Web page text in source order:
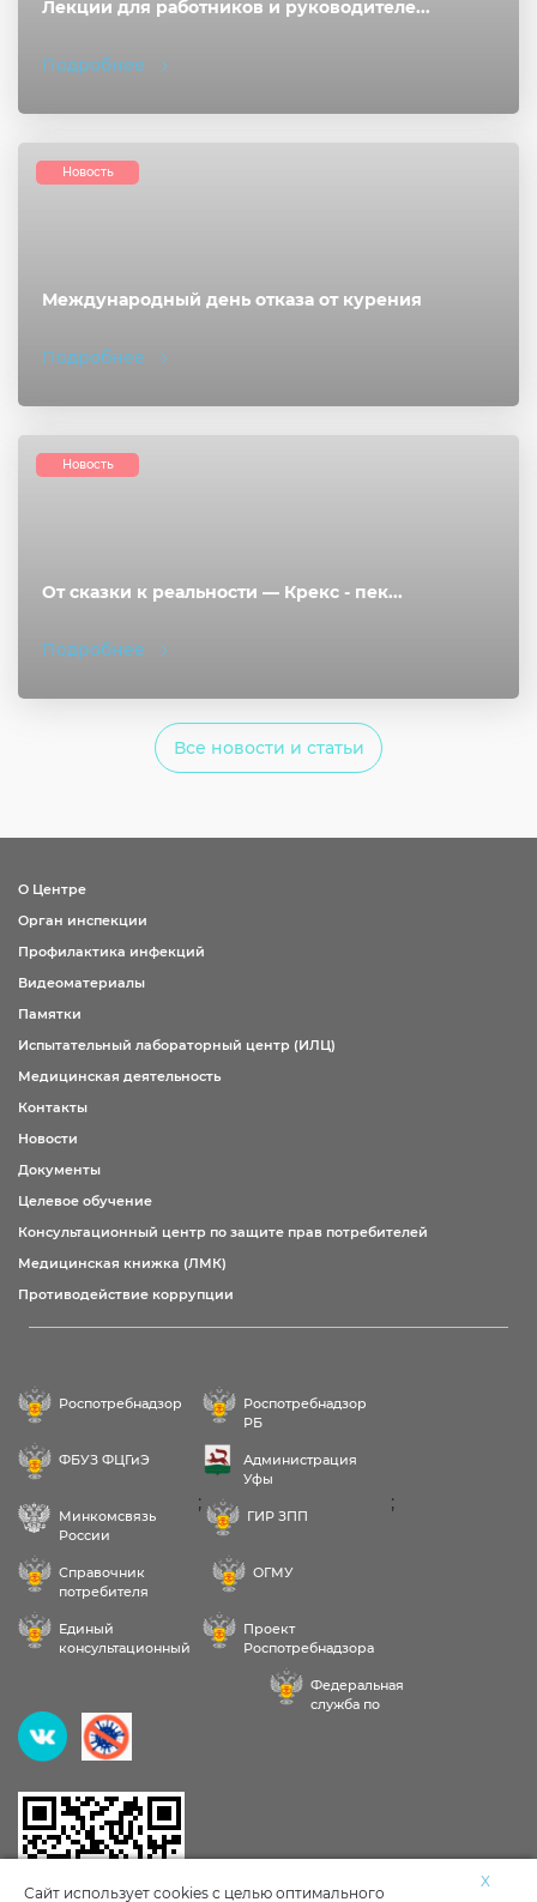
Здравствуйте! Пожалуйста,
выберите услугу:
Исследования воды, продуктов, почвы
Лекции для работников и руководителе...
Подробнее
Международный день отказа от курения
Подробнее
Новость
От сказки к реальности — Крекс - пек...
Подробнее
Новость
Все новости и статьи
О Центре
Орган инспекции
Профилактика инфекций
Видеоматериалы
Памятки
Испытательный лабораторный центр (ИЛЦ)
Медицинская деятельность
Контакты
Новости
Документы
Целевое обучение
Консультационный центр по защите прав потребителей
Медицинская книжка (ЛМК)
Противодействие коррупции
Роспотребнадзор
Роспотребнадзор
РБ
ФБУЗ ФЦГиЭ
Администрация
Уфы
Минкомсвязь
России
;
ГИР ЗПП
;
Справочник
потребителя
ОГМУ
Единый
консультационный
Проект
Роспотребнадзора
РФ «Здоровое
питание» Федеральная
служба по
X
Сайт использует cookies с целью оптимального